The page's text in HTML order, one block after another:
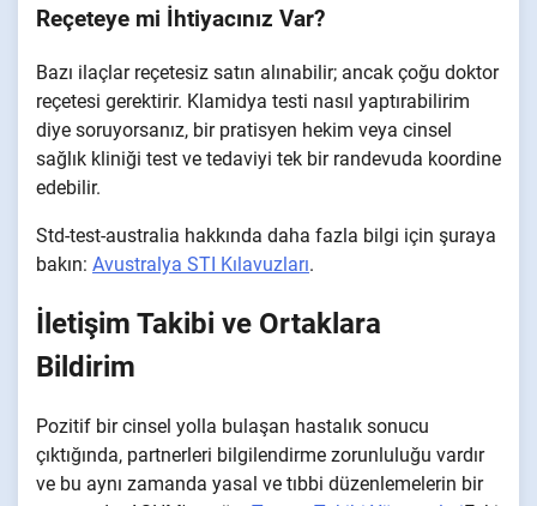
Reçeteye mi İhtiyacınız Var?
Bazı ilaçlar reçetesiz satın alınabilir; ancak çoğu doktor
reçetesi gerektirir. Klamidya testi nasıl yaptırabilirim
diye soruyorsanız, bir pratisyen hekim veya cinsel
sağlık kliniği test ve tedaviyi tek bir randevuda koordine
edebilir.
Std-test-australia hakkında daha fazla bilgi için şuraya
bakın: Avustralya STI Kılavuzları.
İletişim Takibi ve Ortaklara
Bildirim
Pozitif bir cinsel yolla bulaşan hastalık sonucu
çıktığında, partnerleri bilgilendirme zorunluluğu vardır
ve bu aynı zamanda yasal ve tıbbi düzenlemelerin bir